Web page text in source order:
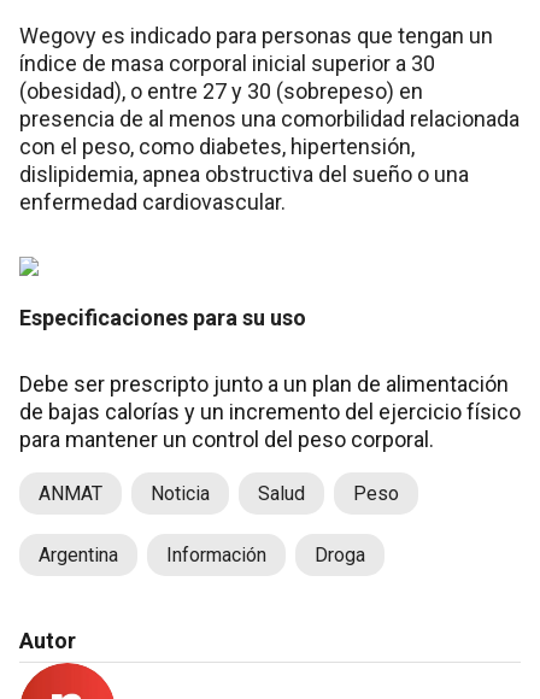
Wegovy es indicado para personas que tengan un
índice de masa corporal inicial superior a 30
(obesidad), o entre 27 y 30 (sobrepeso) en
presencia de al menos una comorbilidad relacionada
con el peso, como diabetes, hipertensión,
dislipidemia, apnea obstructiva del sueño o una
enfermedad cardiovascular.
Especificaciones para su uso
Debe ser prescripto junto a un plan de alimentación
de bajas calorías y un incremento del ejercicio físico
para mantener un control del peso corporal.
ANMAT Noticia Salud Peso
Argentina Información Droga
Autor